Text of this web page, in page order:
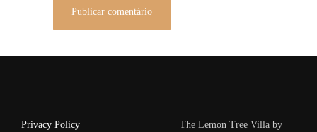
Privacy Policy The Lemon Tree Villa by